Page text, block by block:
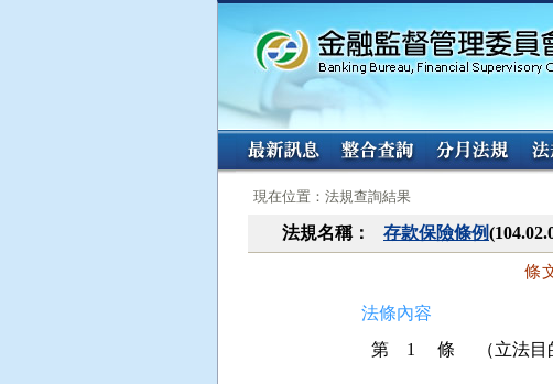
:::
現在位置：法規查詢結果
法規名稱： 存款保險條例
條
法條內容
第 1 條
（立法目